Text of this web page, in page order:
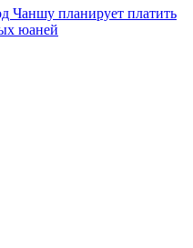
Чаншу планирует платить
юаней